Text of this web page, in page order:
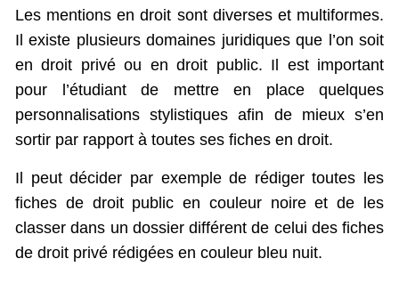
Les mentions en droit sont diverses et multiformes.
Il existe plusieurs domaines juridiques que l’on soit
en droit privé ou en droit public. Il est important
pour l’étudiant de mettre en place quelques
personnalisations stylistiques afin de mieux s’en
sortir par rapport à toutes ses fiches en droit.
Il peut décider par exemple de rédiger toutes les
fiches de droit public en couleur noire et de les
classer dans un dossier différent de celui des fiches
de droit privé rédigées en couleur bleu nuit.